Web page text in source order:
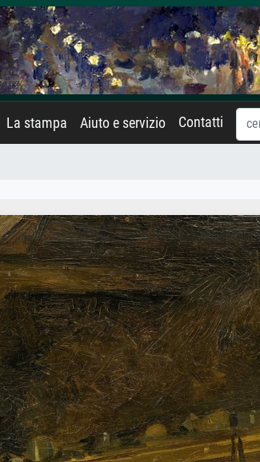
La stampa Aiuto e servizio Contatti